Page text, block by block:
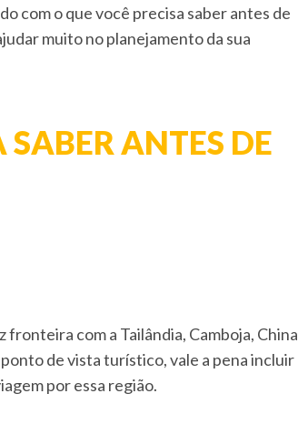
com o que você precisa saber antes de
muito no planejamento da sua
SABER ANTES DE
com a Tailândia, Camboja, China
de vista turístico, vale a pena incluir
por essa região.